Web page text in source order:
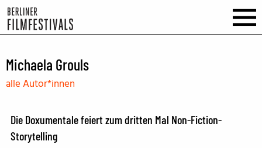
Michaela Grouls
alle Autor*innen
Die Doxumentale feiert zum dritten Mal Non-Fiction-
Storytelling